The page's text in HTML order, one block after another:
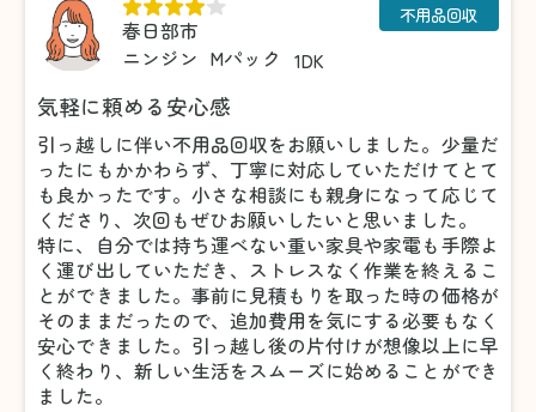
春日部市
ニンジン Mパック 1DK
不用品回収
気軽に頼める安心感
引っ越しに伴い不用品回収をお願いしました。少量だ
ったにもかかわらず、丁寧に対応していただけてとて
も良かったです。小さな相談にも親身になって応じて
くださり、次回もぜひお願いしたいと思いました。
特に、自分では持ち運べない重い家具や家電も手際よ
く運び出していただき、ストレスなく作業を終えるこ
とができました。事前に見積もりを取った時の価格が
そのままだったので、追加費用を気にする必要もなく
安心できました。引っ越し後の片付けが想像以上に早
く終わり、新しい生活をスムーズに始めることができ
ました。